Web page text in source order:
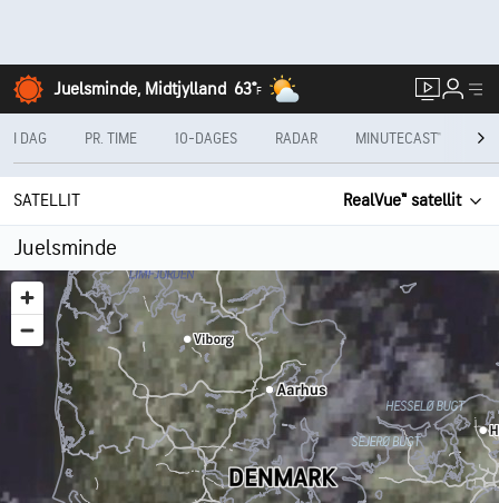
Juelsminde, Midtjylland 63°F
I DAG PR. TIME 10-DAGES RADAR MINUTECAST®
SATELLIT RealVue™ satellit
Juelsminde